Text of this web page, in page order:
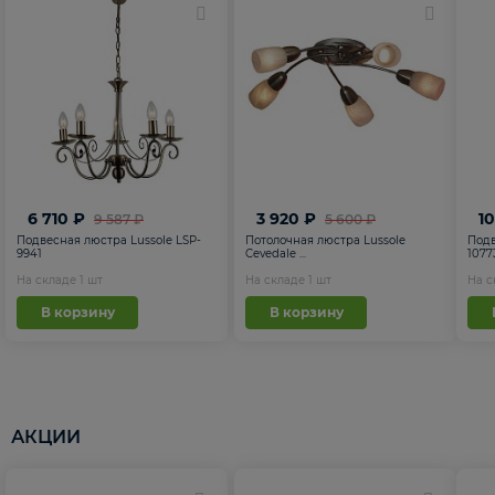
9 587 ₽
6 710 ₽
Подвесная люстра Lussole LSP-
9941
На складе 1 шт
В корзину
5 600 ₽
3 920 ₽
Потолочная люстра Lussole
Cevedale ...
На складе 1 шт
В корзину
На
АКЦИИ